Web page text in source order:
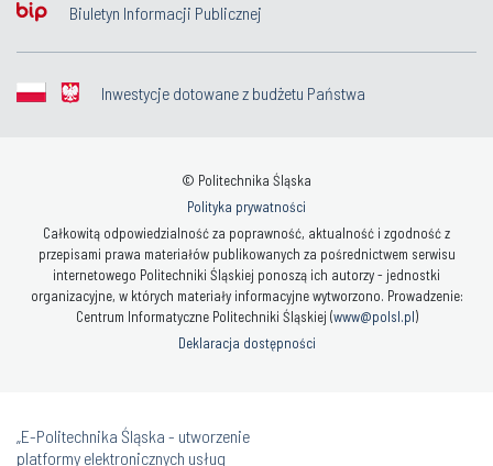
Biuletyn Informacji Publicznej
Inwestycje dotowane z budżetu Państwa
© Politechnika Śląska
Polityka prywatności
Całkowitą odpowiedzialność za poprawność, aktualność i zgodność z
przepisami prawa materiałów publikowanych za pośrednictwem serwisu
internetowego Politechniki Śląskiej ponoszą ich autorzy - jednostki
organizacyjne, w których materiały informacyjne wytworzono. Prowadzenie:
Centrum Informatyczne Politechniki Śląskiej (www@polsl.pl)
Deklaracja dostępności
„E-Politechnika Śląska - utworzenie
platformy elektronicznych usług